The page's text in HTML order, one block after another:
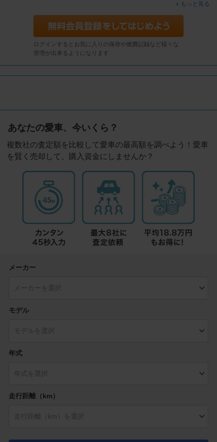
もっと見る
ログインするとお気に入りの保存や燃費記録など様々な
管理が出来るようになります
あなたの愛車、今いくら？
複数社の査定額を比較して愛車の最高額を調べよう！愛車
を賢く売却して、購入資金にしませんか？
メーカー
モデル
年式
走行距離（km）